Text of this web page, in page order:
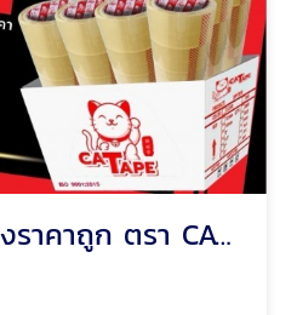
เทปกาวปิดกล่องราคาถูก ตรา CAT TAPE รุ่นประหยัดต้นทุน